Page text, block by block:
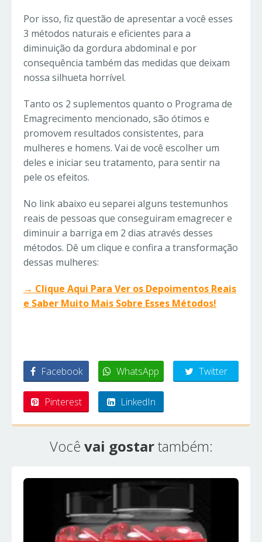
Por isso, fiz questão de apresentar a você esses
3 métodos naturais e eficientes para a
diminuição da gordura abdominal e por
consequência também das medidas que deixam
nossa silhueta horrível.
Tanto os 2 suplementos quanto o Programa de
Emagrecimento mencionado, são ótimos e
promovem resultados consistentes, para
mulheres e homens. Vai de você escolher um
deles e iniciar seu tratamento, para sentir na
pele os efeitos.
No link abaixo eu separei alguns testemunhos
reais de pessoas que conseguiram emagrecer e
diminuir a barriga em 2 dias através desses
métodos. Dê um clique e confira a transformação
dessas mulheres:
→ Clique Aqui Para Ver os Depoimentos Reais
e Saber Muito Mais Sobre Esses Métodos!
Facebook WhatsApp Twitter
Pinterest LinkedIn
Você vai gostartambém: